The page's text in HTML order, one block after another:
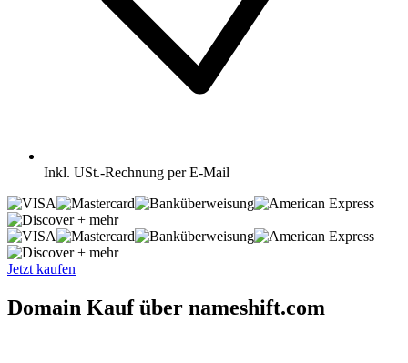
Inkl. USt.-Rechnung per E-Mail
+ mehr
+ mehr
Jetzt kaufen
Domain Kauf über nameshift.com